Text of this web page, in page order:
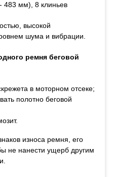
483 мм), 8 клиньев
высокой
шума и вибрации.
ремня беговой
в моторном отсеке;
полотно беговой
износа ремня, его
не нанести ущерб другим